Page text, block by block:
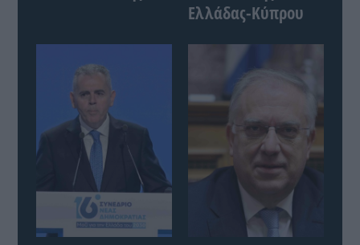
Ελλάδας-Κύπρου